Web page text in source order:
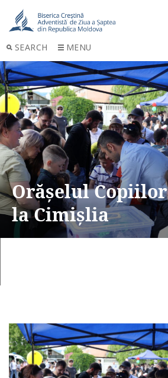
SEARCH MENU
Orășelul Copiilor
la Cimișlia